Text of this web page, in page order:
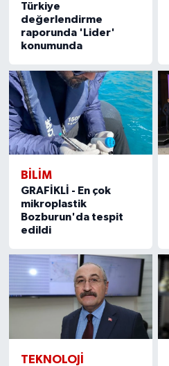
Türkiye
değerlendirme
raporunda 'Lider'
konumunda
BILIM
GRAFİKLİ - En çok
mikroplastik
Bozburun'da tespit
edildi
TEKNOLOJİ
POLİTİKA
SİYASET
SPOR
YAŞAM